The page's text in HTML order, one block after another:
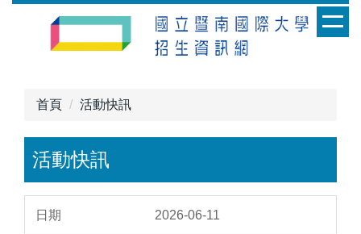
首頁 活動快訊
活動快訊
2026-06-11